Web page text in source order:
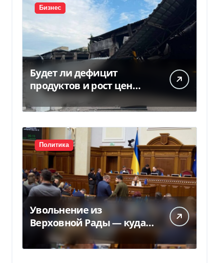
Бизнес
Будет ли дефицит
продуктов и рост цен
после российских ударов
по складам
Политика
Увольнение из
Верховной Рады — куда
исчез 71 народный
депутат за семь лет